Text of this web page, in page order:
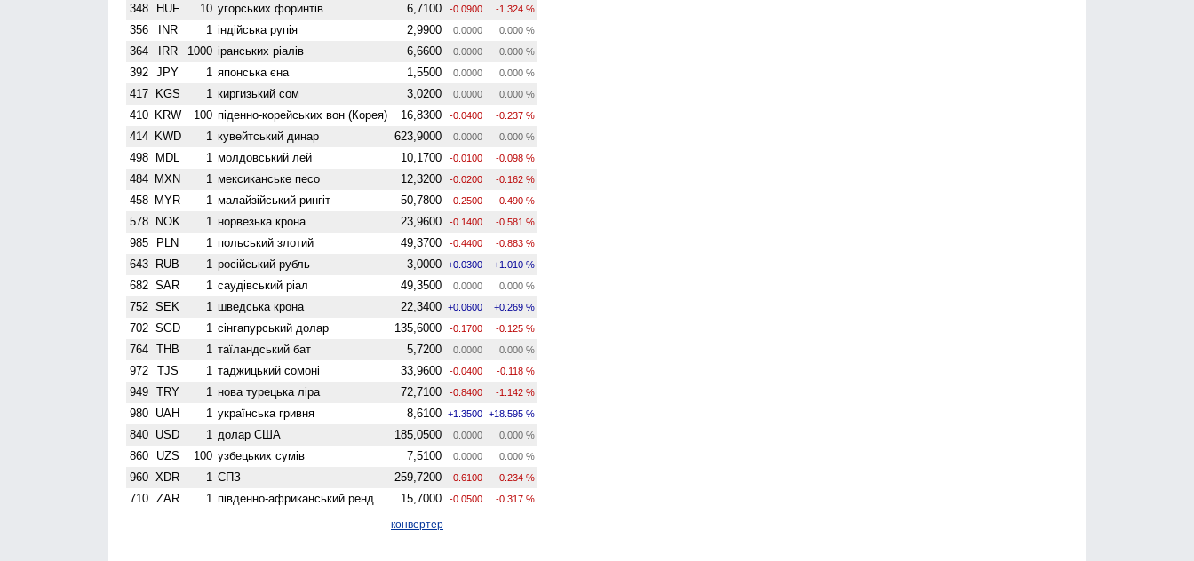
348 HUF 10 угорських форинтів 6,7100 -0.0900 -1.324 %
356 INR 1 індійська рупія 2,9900 0.0000 0.000 %
364 IRR 1000 іранських ріалів 6,6600 0.0000 0.000 %
392 JPY 1 японська єна 1,5500 0.0000 0.000 %
417 KGS 1 киргизький сом 3,0200 0.0000 0.000 %
410 KRW 100 піденно-корейських вон (Корея) 16,8300 -0.0400 -0.237 %
414 KWD 1 кувейтський динар 623,9000 0.0000 0.000 %
498 MDL 1 молдовський лей 10,1700 -0.0100 -0.098 %
484 MXN 1 мексиканське песо 12,3200 -0.0200 -0.162 %
458 MYR 1 малайзійський рингіт 50,7800 -0.2500 -0.490 %
578 NOK 1 норвезька крона 23,9600 -0.1400 -0.581 %
985 PLN 1 польський злотий 49,3700 -0.4400 -0.883 %
643 RUB 1 російський рубль 3,0000 +0.0300 +1.010 %
682 SAR 1 саудівський ріал 49,3500 0.0000 0.000 %
752 SEK 1 шведська крона 22,3400 +0.0600 +0.269 %
702 SGD 1 сінгапурський долар 135,6000 -0.1700 -0.125 %
764 THB 1 таїландський бат 5,7200 0.0000 0.000 %
972 TJS 1 таджицький сомоні 33,9600 -0.0400 -0.118 %
949 TRY 1 нова турецька ліра 72,7100 -0.8400 -1.142 %
980 UAH 1 українська гривня 8,6100 +1.3500 +18.595 %
840 USD 1 долар США 185,0500 0.0000 0.000 %
860 UZS 100 узбецьких сумів 7,5100 0.0000 0.000 %
960 XDR 1 СПЗ 259,7200 -0.6100 -0.234 %
710 ZAR 1 південно-африканський ренд 15,7000 -0.0500 -0.317 %
конвертер